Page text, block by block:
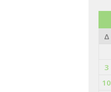
Δ
3
10